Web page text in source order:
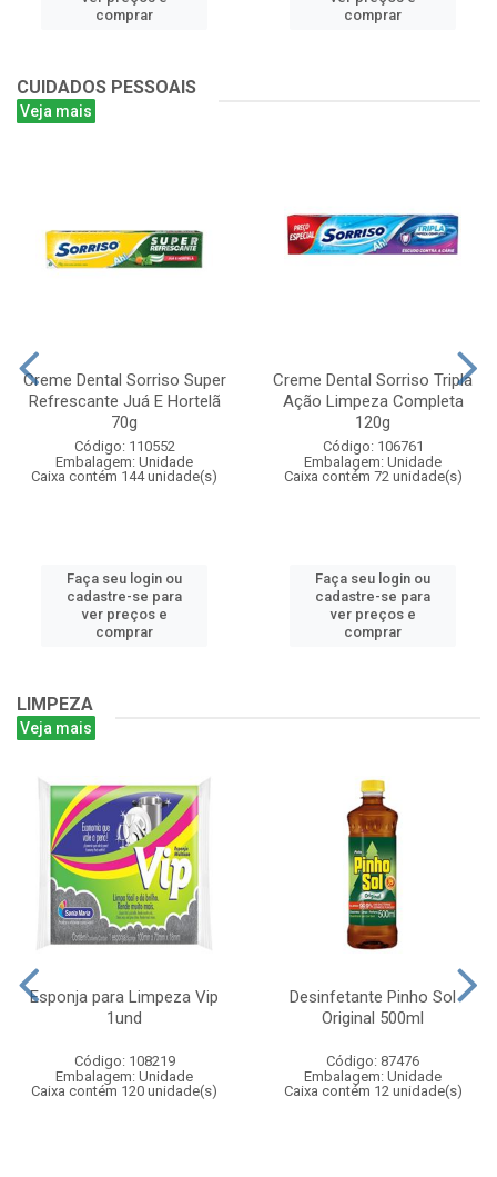
comprar
comprar
CUIDADOS PESSOAIS
Veja mais
Creme Dental Sorriso Super
Refrescante Juá E Hortelã
70g
Código: 110552
Embalagem: Unidade
Caixa contém 144 unidade(s)
Faça seu login ou
cadastre-se para
ver preços e
comprar
Creme Dental Sorriso Tripla
Ação Limpeza Completa
120g
Código: 106761
Embalagem: Unidade
Caixa contém 72 unidade(s)
Faça seu login ou
cadastre-se para
ver preços e
comprar
LIMPEZA
Veja mais
Esponja para Limpeza Vip
1und
Código: 108219
Embalagem: Unidade
Caixa contém 120 unidade(s)
Desinfetante Pinho Sol
Original 500ml
Código: 87476
Embalagem: Unidade
Caixa contém 12 unidade(s)